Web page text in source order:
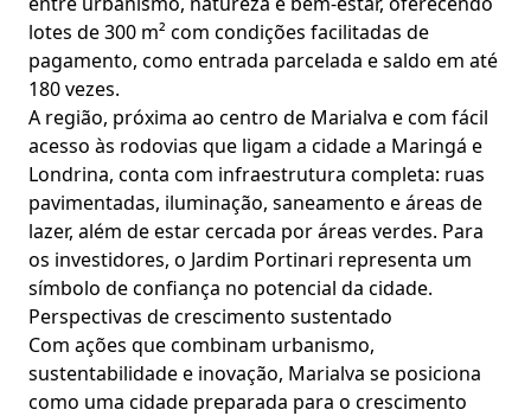
lotes de 300 m² com condições facilitadas de
pagamento, como entrada parcelada e saldo em até
180 vezes.
A região, próxima ao centro de Marialva e com fácil
acesso às rodovias que ligam a cidade a Maringá e
Londrina, conta com infraestrutura completa: ruas
pavimentadas, iluminação, saneamento e áreas de
lazer, além de estar cercada por áreas verdes. Para
os investidores, o Jardim Portinari representa um
símbolo de confiança no potencial da cidade.
Perspectivas de crescimento sustentado
Com ações que combinam urbanismo,
sustentabilidade e inovação, Marialva se posiciona
como uma cidade preparada para o crescimento